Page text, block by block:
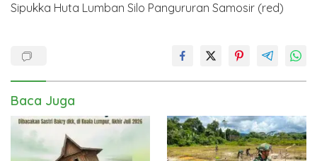
Sipukka Huta Lumban Silo Pangururan Samosir (red)
Baca Juga